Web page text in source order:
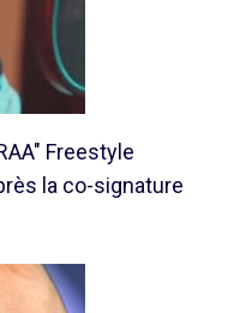
Freestyle
la co-signature